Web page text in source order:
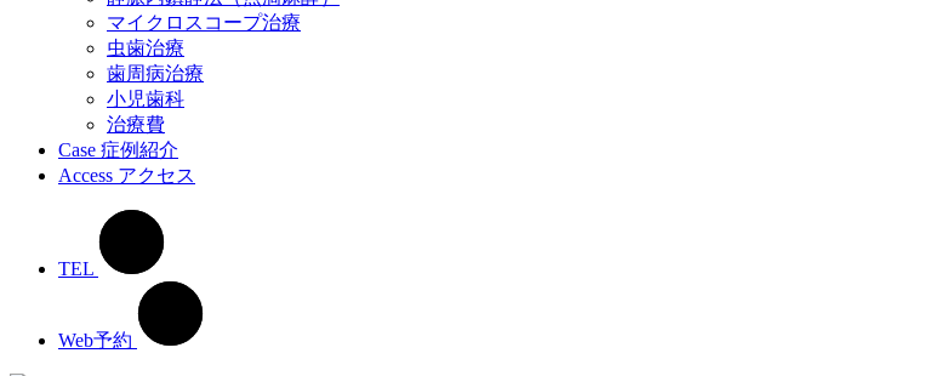
マイクロスコープ治療
虫歯治療
歯周病治療
小児歯科
治療費
Case 症例紹介
Access アクセス
TEL
Web予約